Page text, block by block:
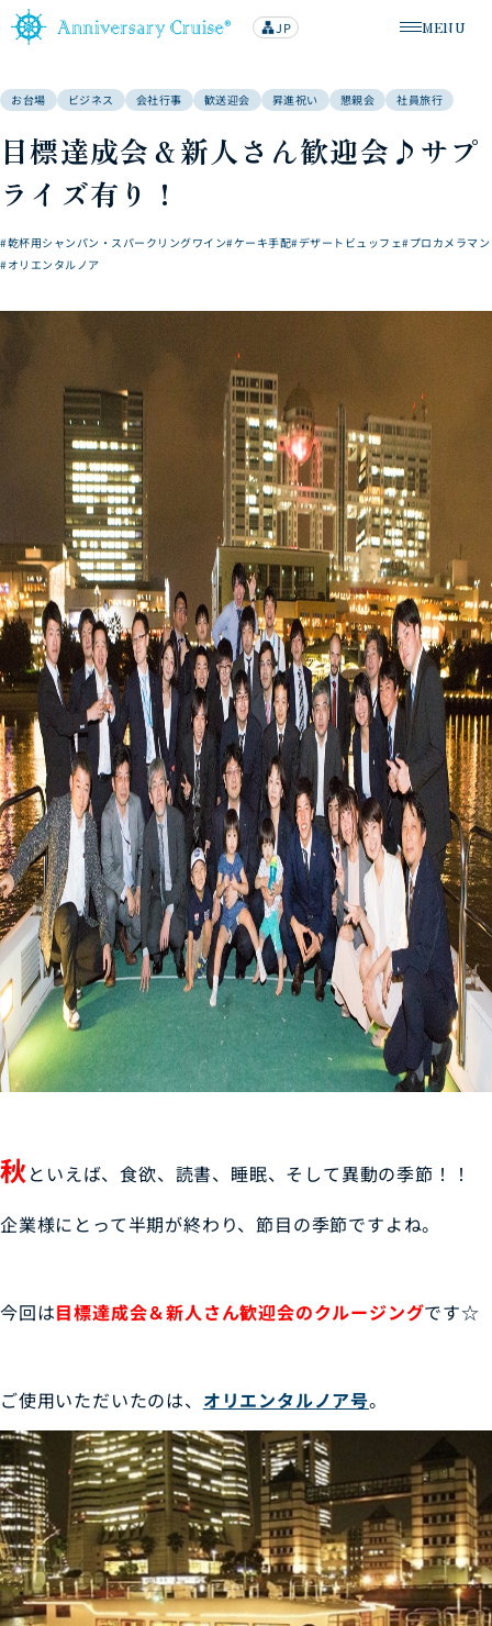
メニューを
MENU
lan
g
g
e
JP
お台場 ビジネス 会社行事 歓送迎会 昇進祝い 懇親会 社員旅行
目標達成会＆新人さん歓迎会♪サプ
ライズ有り！
#乾杯用シャンパン・スパークリングワイン#ケーキ手配#デザートビュッフェ#プロカメラマン
#オリエンタルノア
秋といえば、食欲、読書、睡眠、そして異動の季節！！
企業様にとって半期が終わり、節目の季節ですよね。
今回は目標達成会＆新人さん歓迎会のクルージングです☆
ご使用いただいたのは、 オリエンタルノア号。